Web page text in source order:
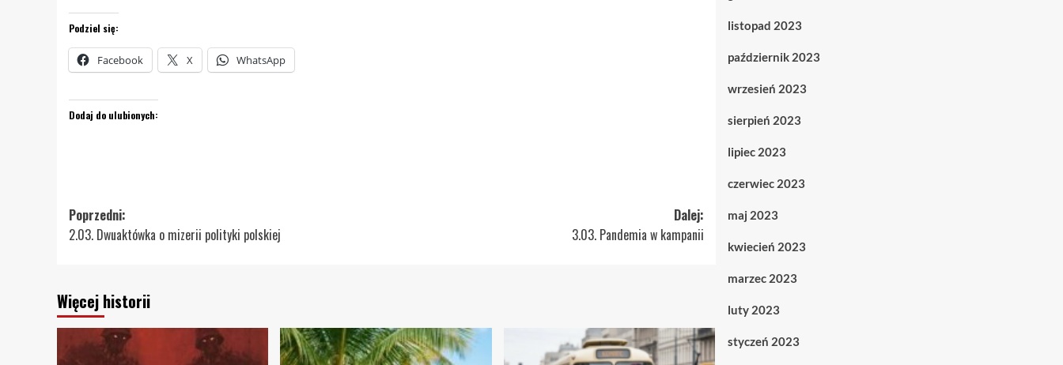
Podziel się:
Facebook X WhatsApp
Dodaj do ulubionych:
Zobacz
wpisy
Poprzedni:
2.03. Dwuaktówka o mizerii polityki polskiej
Dalej:
3.03. Pandemia w kampanii
Więcej historii
listopad 2023
październik 2023
wrzesień 2023
sierpień 2023
lipiec 2023
czerwiec 2023
maj 2023
kwiecień 2023
marzec 2023
luty 2023
styczeń 2023